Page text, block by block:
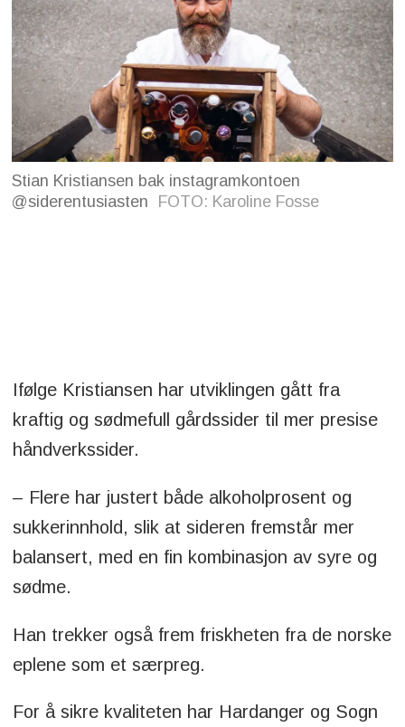
Stian Kristiansen bak instagramkontoen
@siderentusiasten
FOTO: Karoline Fosse
Ifølge Kristiansen har utviklingen gått fra
kraftig og sødmefull gårdssider til mer presise
håndverkssider.
– Flere har justert både alkoholprosent og
sukkerinnhold, slik at sideren fremstår mer
balansert, med en fin kombinasjon av syre og
sødme.
Han trekker også frem friskheten fra de norske
eplene som et særpreg.
For å sikre kvaliteten har Hardanger og Sogn